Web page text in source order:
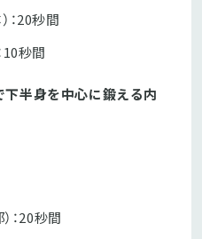
：20秒間
10秒間
半身を中心に鍛える内
：20秒間